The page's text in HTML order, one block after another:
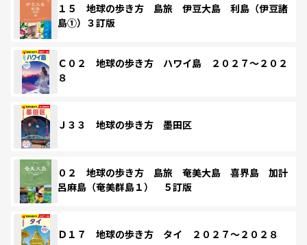
１５ 地球の歩き方 島旅 伊豆大島 利島（伊豆諸
島①）３訂版
Ｃ０２ 地球の歩き方 ハワイ島 ２０２７～２０２
８
Ｊ３３ 地球の歩き方 墨田区
０２ 地球の歩き方 島旅 奄美大島 喜界島 加計
呂麻島（奄美群島１） ５訂版
Ｄ１７ 地球の歩き方 タイ ２０２７～２０２８